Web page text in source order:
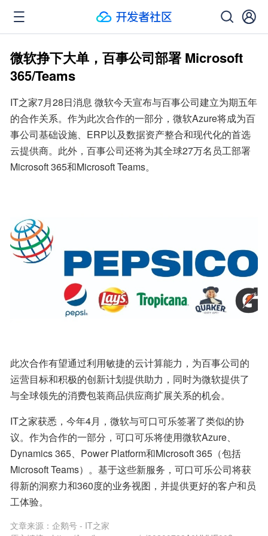
微软挣下大单，百事公司部署 Microsoft
365/Teams
IT之家7月28日消息 微软今天宣布与百事公司建立为期五年
的合作关系。作为此次合作的一部分，微软Azure将成为百
事公司基础设施、ERP以及数据资产整合和现代化的首选
云提供商。此外，百事公司还将为其全球27万名员工部署
Microsoft 365和Microsoft Teams。
此次合作有望通过利用敏捷的云计算能力，为百事公司的
运营目标和积极的创新计划提供助力，同时为微软提供了
与全球领先的消费包装商品供应商扩展关系的机会。
IT之家获悉，今年4月，微软与可口可乐签署了类似的协
议。作为合作的一部分，可口可乐将使用微软Azure、
Dynamics 365、Power Platform和Microsoft 365（包括
Microsoft Teams）。基于这些新服务，可口可乐公司将获
得新的洞察力和360度的业务视图，并提供更好的客户和员
工体验。
文章来源： 企鹅号 - IT之家